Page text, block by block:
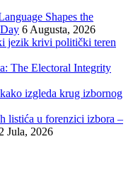
Shapes the
6 Augusta, 2026
jezik krivi politički teren
The Electoral Integrity
izgleda krug izbornog
listića u forenzici izbora –
2 Jula, 2026